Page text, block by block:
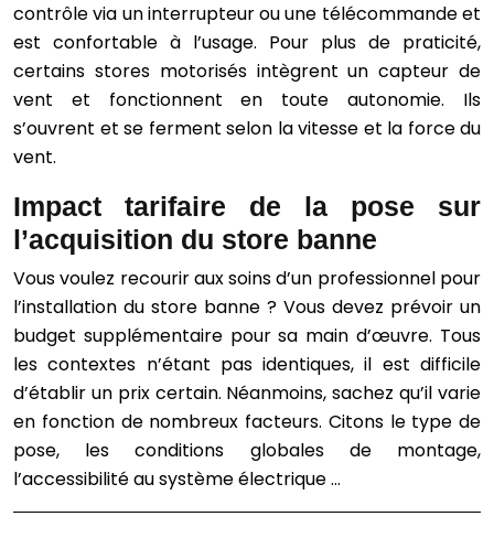
contrôle via un interrupteur ou une télécommande et
est confortable à l’usage. Pour plus de praticité,
certains stores motorisés intègrent un capteur de
vent et fonctionnent en toute autonomie. Ils
s’ouvrent et se ferment selon la vitesse et la force du
vent.
Impact tarifaire de la pose sur
l’acquisition du store banne
Vous voulez recourir aux soins d’un professionnel pour
l’installation du store banne ? Vous devez prévoir un
budget supplémentaire pour sa main d’œuvre. Tous
les contextes n’étant pas identiques, il est difficile
d’établir un prix certain. Néanmoins, sachez qu’il varie
en fonction de nombreux facteurs. Citons le type de
pose, les conditions globales de montage,
l’accessibilité au système électrique …